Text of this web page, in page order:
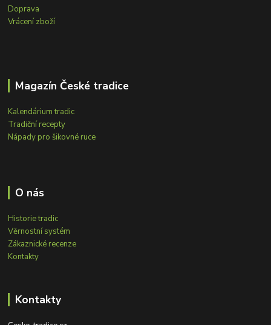
Doprava
Vrácení zboží
Magazín České tradice
Kalendárium tradic
Tradiční recepty
Nápady pro šikovné ruce
O nás
Historie tradic
Věrnostní systém
Zákaznické recenze
Kontakty
Kontakty